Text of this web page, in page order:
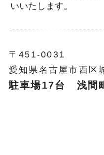
いいたします。
〒451-0031
愛知県名古屋市西区
駐車場17台 浅間